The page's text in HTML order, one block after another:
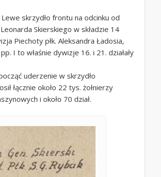
skrzydło frontu na odcinku od
Skierskiego w składzie 14
Piechoty płk. Aleksandra Ładosia,
I to właśnie dywizje 16. i 21. działały
uderzenie w skrzydło
łącznie około 22 tys. żołnierzy
i około 70 dział.